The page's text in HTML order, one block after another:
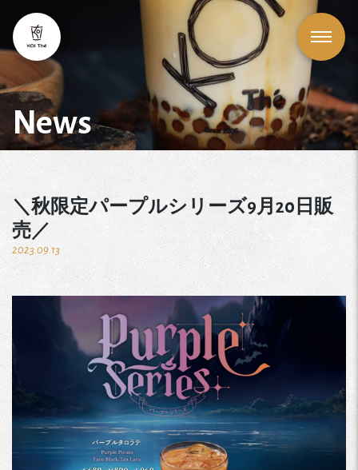
News
＼秋限定パープルシリーズ9月20日販
売／
2023.09.13